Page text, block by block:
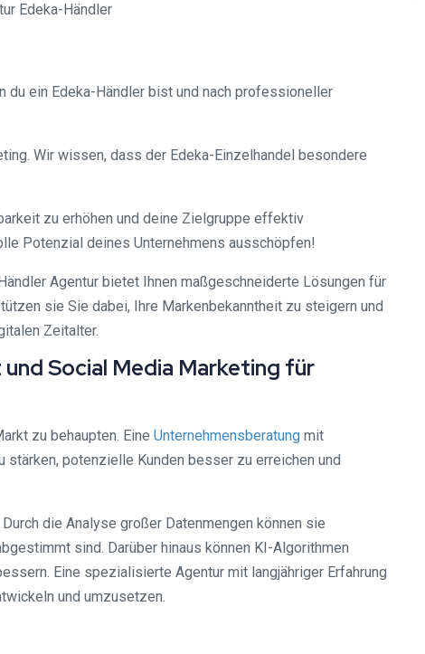
Edeka-Händler
du ein Edeka-Händler bist und nach professioneller
Wir wissen, dass der Edeka-Einzelhandel besondere
zu erhöhen und deine Zielgruppe effektiv
Potenzial deines Unternehmens ausschöpfen!
Agentur bietet Ihnen maßgeschneiderte Lösungen für
sie Sie dabei, Ihre Markenbekanntheit zu steigern und
Zeitalter.
Social Media Marketing für
zu behaupten. Eine Unternehmensberatung mit
potenzielle Kunden besser zu erreichen und
die Analyse großer Datenmengen können sie
sind. Darüber hinaus können KI-Algorithmen
Eine spezialisierte Agentur mit langjähriger Erfahrung
und umzusetzen.